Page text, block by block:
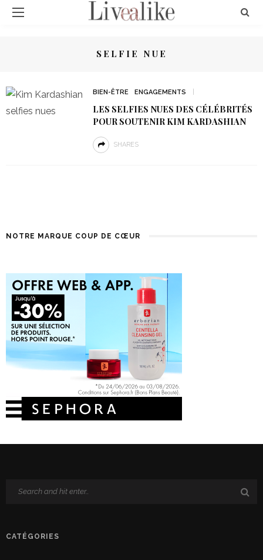
SELFIE NUE
BIEN-ÊTRE ENGAGEMENTS
LES SELFIES NUES DES CÉLÉBRITÉS
POUR SOUTENIR KIM KARDASHIAN
SHARES
NOTRE MARQUE COUP DE CŒUR
CATÉGORIES